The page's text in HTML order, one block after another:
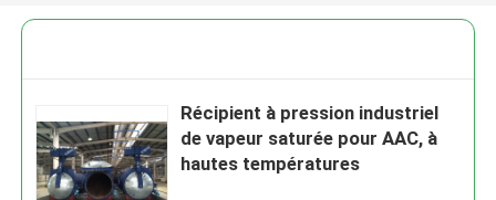
Récipient à pression industriel
de vapeur saturée pour AAC, à
hautes températures